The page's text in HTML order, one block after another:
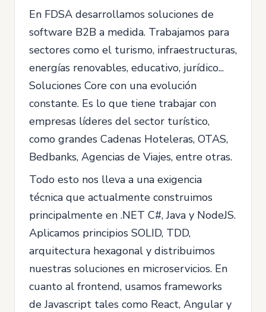
En FDSA desarrollamos soluciones de
software B2B a medida. Trabajamos para
sectores como el turismo, infraestructuras,
energías renovables, educativo, jurídico...
Soluciones Core con una evolución
constante. Es lo que tiene trabajar con
empresas líderes del sector turístico,
como grandes Cadenas Hoteleras, OTAS,
Bedbanks, Agencias de Viajes, entre otras.
Todo esto nos lleva a una exigencia
técnica que actualmente construimos
principalmente en .NET C#, Java y NodeJS.
Aplicamos principios SOLID, TDD,
arquitectura hexagonal y distribuimos
nuestras soluciones en microservicios. En
cuanto al frontend, usamos frameworks
de Javascript tales como React, Angular y